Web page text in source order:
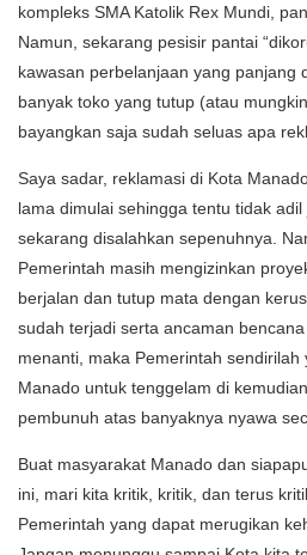
kompleks SMA Katolik Rex Mundi,
Namun, sekarang pesisir pantai
kawasan perbelanjaan yang panjang
banyak toko yang tutup (atau
bayangkan saja sudah seluas apa
Saya sadar, reklamasi di Kota
lama dimulai sehingga tentu tidak
sekarang disalahkan sepenuhnya.
Pemerintah masih mengizinkan
berjalan dan tutup mata dengan
sudah terjadi serta ancaman
menanti, maka Pemerintah sendirilah
Manado untuk tenggelam di
pembunuh atas banyaknya nyawa
Buat masyarakat Manado dan
ini, mari kita kritik, kritik, dan terus
Pemerintah yang dapat merugikan